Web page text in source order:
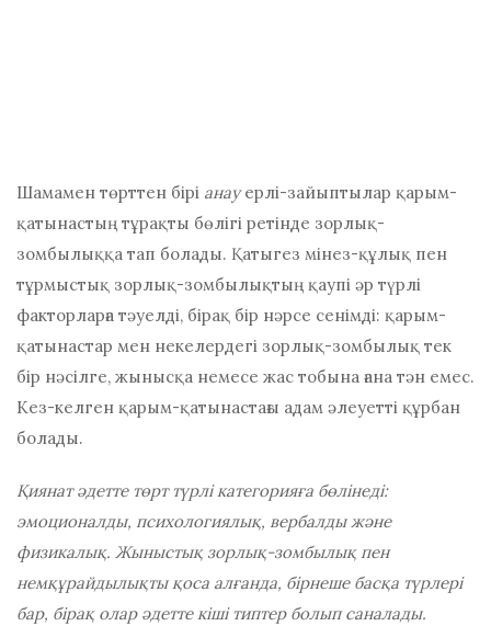
Шамамен төрттен бірі анау ерлі-зайыптылар қарым-
қатынастың тұрақты бөлігі ретінде зорлық-
зомбылыққа тап болады. Қатыгез мінез-құлық пен
тұрмыстық зорлық-зомбылықтың қаупі әр түрлі
факторларға тәуелді, бірақ бір нәрсе сенімді: қарым-
қатынастар мен некелердегі зорлық-зомбылық тек
бір нәсілге, жынысқа немесе жас тобына ғана тән емес.
Кез-келген қарым-қатынастағы адам әлеуетті құрбан
болады.
Қиянат әдетте төрт түрлі категорияға бөлінеді:
эмоционалды, психологиялық, вербалды және
физикалық. Жыныстық зорлық-зомбылық пен
немқұрайдылықты қоса алғанда, бірнеше басқа түрлері
бар, бірақ олар әдетте кіші типтер болып саналады.